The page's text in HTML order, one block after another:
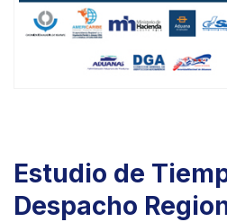
Estudio de
Despacho